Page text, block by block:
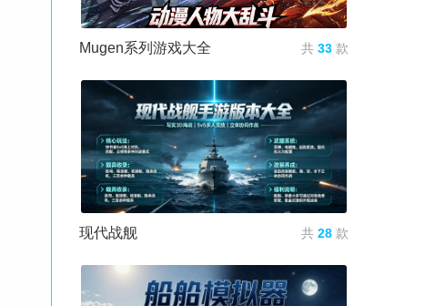
Mugen系列游戏大全 共 33 款
现代战舰 共 28 款